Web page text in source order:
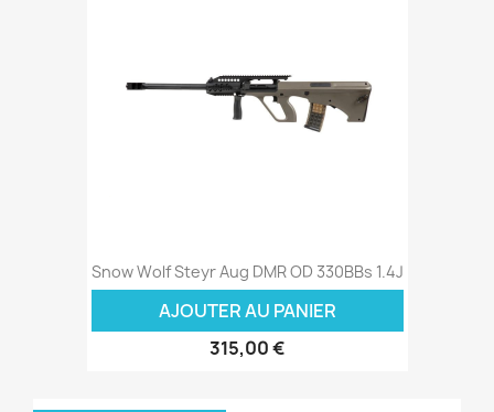
Snow Wolf Steyr Aug DMR OD 330BBs 1.4J
AJOUTER AU PANIER
315,00 €